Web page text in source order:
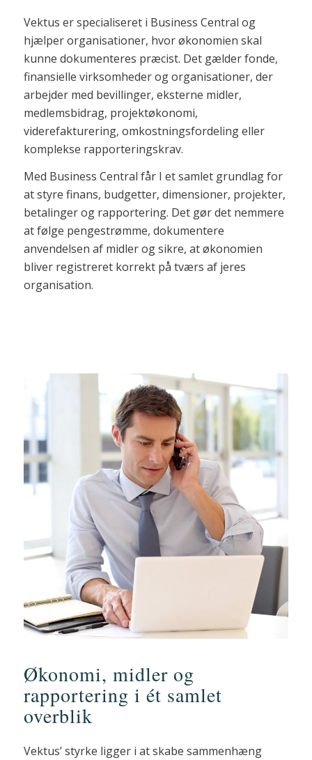
Vektus er specialiseret i Business Central og
hjælper organisationer, hvor økonomien skal
kunne dokumenteres præcist. Det gælder fonde,
finansielle virksomheder og organisationer, der
arbejder med bevillinger, eksterne midler,
medlemsbidrag, projektøkonomi,
viderefakturering, omkostningsfordeling eller
komplekse rapporteringskrav.
Med Business Central får I et samlet grundlag for
at styre finans, budgetter, dimensioner, projekter,
betalinger og rapportering. Det gør det nemmere
at følge pengestrømme, dokumentere
anvendelsen af midler og sikre, at økonomien
bliver registreret korrekt på tværs af jeres
organisation.
Økonomi, midler og
rapportering i ét samlet
overblik
Vektus’ styrke ligger i at skabe sammenhæng